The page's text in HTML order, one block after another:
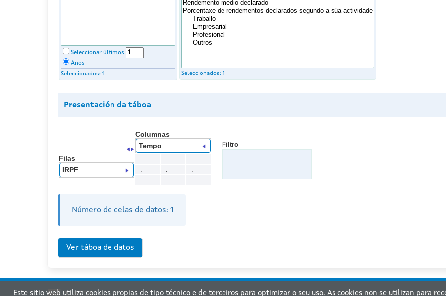
Seleccionar últimos
Anos
Seleccionados: 1 Seleccionados: 1
Presentación da táboa
Columnas
Tempo
Filas
IRPF
. .
.
.
.
.
.
. .
Filtro
Número de celas de datos: 1
Xunta de Galicia. Información mantida e publicada na internet pola Xunta de Galicia
Este sitio web utiliza cookies propias de tipo técnico e de terceiros para optimizar o seu uso. As cookies non se utilizan para